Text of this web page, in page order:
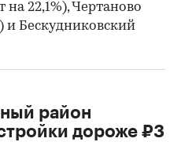
22,1%), Чертаново
и Бескудниковский
район
дороже ₽3